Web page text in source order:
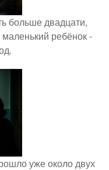
больше двадцати,
маленький ребёнок -
уже около двух